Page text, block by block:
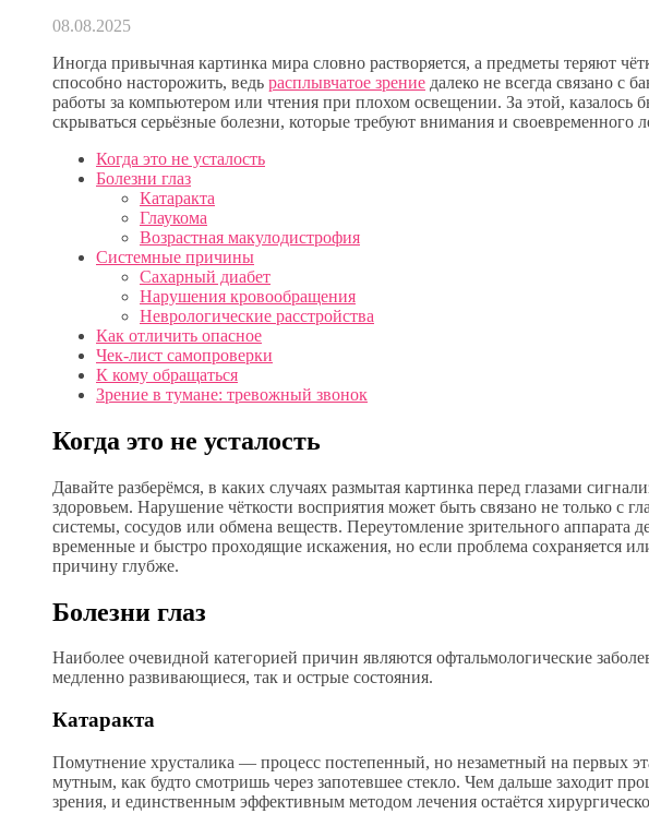
08.08.2025
Иногда привычная картинка мира словно растворяется, а предметы теряют
способно насторожить, ведь расплывчатое зрение далеко не всегда связано с
работы за компьютером или чтения при плохом освещении. За этой, казалось
скрываться серьёзные болезни, которые требуют внимания и своевременного
Когда это не усталость
Болезни глаз
Катаракта
Глаукома
Возрастная макулодистрофия
Системные причины
Сахарный диабет
Нарушения кровообращения
Неврологические расстройства
Как отличить опасное
Чек-лист самопроверки
К кому обращаться
Зрение в тумане: тревожный звонок
Когда это не усталость
Давайте разберёмся, в каких случаях размытая картинка перед глазами
здоровьем. Нарушение чёткости восприятия может быть связано не только с
системы, сосудов или обмена веществ. Переутомление зрительного аппарата
временные и быстро проходящие искажения, но если проблема сохраняется
причину глубже.
Болезни глаз
Наиболее очевидной категорией причин являются офтальмологические
медленно развивающиеся, так и острые состояния.
Катаракта
Помутнение хрусталика — процесс постепенный, но незаметный на первых
мутным, как будто смотришь через запотевшее стекло. Чем дальше заходит
зрения, и единственным эффективным методом лечения остаётся